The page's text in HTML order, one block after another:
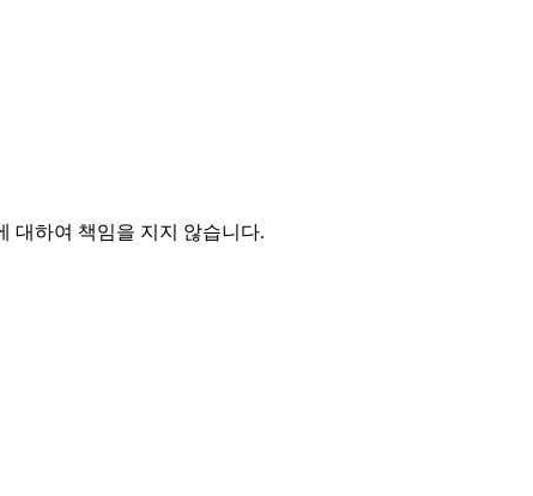
대하여 책임을 지지 않습니다.